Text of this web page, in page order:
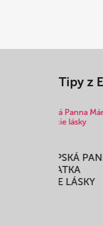
Tipy z
ZAŽIŤ
12,51 €